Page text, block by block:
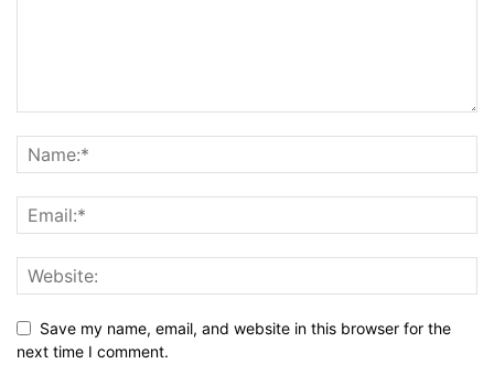
Save my name, email, and website in this browser for the
next time I comment.